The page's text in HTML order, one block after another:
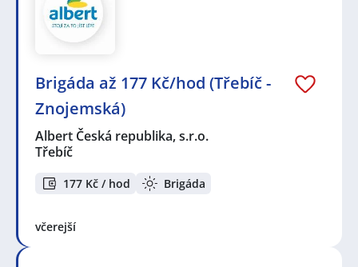
Brigáda až 177 Kč/hod (Třebíč -
Znojemská)
Albert Česká republika, s.r.o.
Třebíč
177 Kč / hod Brigáda
včerejší